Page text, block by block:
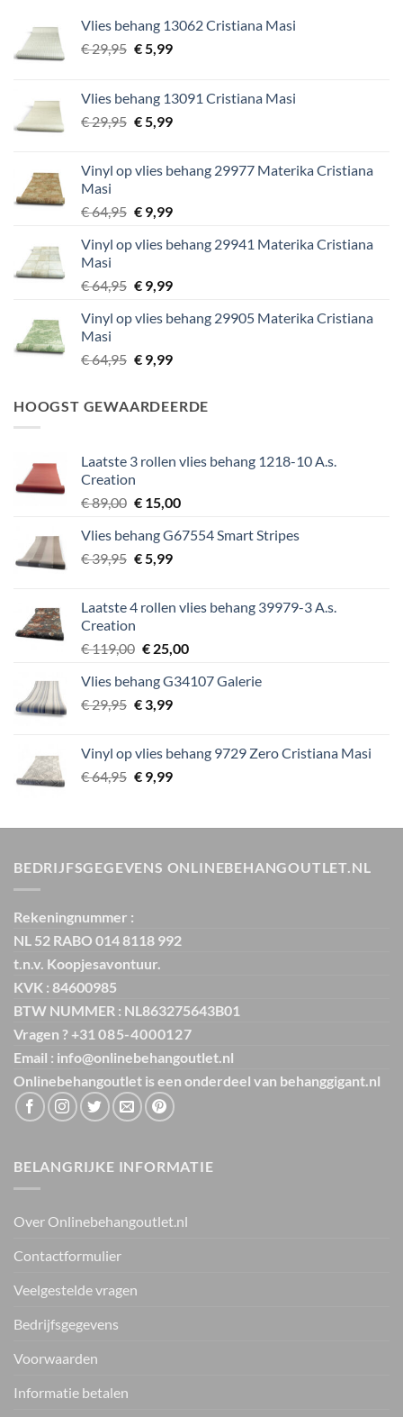
Vlies behang 13062 Cristiana Masi
€29,95 Oorspronkelijke
€ 29,95.
€5,99Huidige
€ 5,99.
Vlies behang 13091 Cristiana Masi
€29,95 Oorspronkelijke
€ 29,95.
€5,99Huidige
€ 5,99.
Vinyl op vlies behang 29977 Materika Cristiana
Masi
€64,95 Oorspronkelijke
was:
€9,99Huidige
is:
Vinyl op vlies behang 29941 Materika Cristiana
Masi
€64,95 Oorspronkelijke
was:
€9,99Huidige
is:
Vinyl op vlies behang 29905 Materika Cristiana
Masi
€64,95 Oorspronkelijke
€ 64,95.
€9,99Huidige
€ 9,99.
HOOGST GEWAARDEERDE
Laatste 3 rollen vlies behang 1218-10 A.s.
Creation
€89,00 Oorspronkelijke
was:
€ 89,00.
€15,00Huidige
is:
Vlies behang G67554 Smart Stripes
€39,95 Oorspronkelijke
€ 39,95.
€5,99Huidige
€ 5,99.
Laatste 4 rollen vlies behang 39979-3 A.s.
Creation
€119,00 Oorspronkelijke
was:
€ 119,00.
€25,00Huidige
is:
Vlies behang G34107 Galerie
€29,95 Oorspronkelijke
€ 29,95.
€3,99Huidige
€ 3,99.
Vinyl op vlies behang 9729 Zero Cristiana Masi
€64,95 Oorspronkelijke
€ 64,95.
€9,99Huidige
€ 9,99.
BEDRIJFSGEGEVENS ONLINEBEHANGOUTLET.NL
Rekeningnummer :
NL 52 RABO 014 8118 992
t.n.v. Koopjesavontuur.
KVK : 84600985
BTW NUMMER : NL863275643B01
Vragen ? +31 085-4000127
Email : info@onlinebehangoutlet.nl
Onlinebehangoutlet is een onderdeel van behanggigant.nl
BELANGRIJKE INFORMATIE
Over Onlinebehangoutlet.nl
Contactformulier
Veelgestelde vragen
Bedrijfsgegevens
Voorwaarden
Informatie betalen